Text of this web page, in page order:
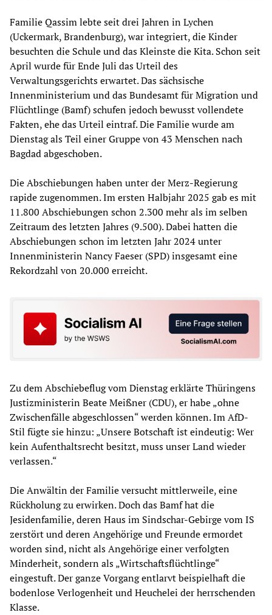
Familie Qassim lebte seit drei Jahren in Lychen
(Uckermark, Brandenburg), war integriert, die Kinder
besuchten die Schule und das Kleinste die Kita. Schon seit
April wurde für Ende Juli das Urteil des
Verwaltungsgerichts erwartet. Das sächsische
Innenministerium und das Bundesamt für Migration und
Flüchtlinge (Bamf) schufen jedoch bewusst vollendete
Fakten, ehe das Urteil eintraf. Die Familie wurde am
Dienstag als Teil einer Gruppe von 43 Menschen nach
Bagdad abgeschoben.
Die Abschiebungen haben unter der Merz-Regierung
rapide zugenommen. Im ersten Halbjahr 2025 gab es mit
11.800 Abschiebungen schon 2.300 mehr als im selben
Zeitraum des letzten Jahres (9.500). Dabei hatten die
Abschiebungen schon im letzten Jahr 2024 unter
Innenministerin Nancy Faeser (SPD) insgesamt eine
Rekordzahl von 20.000 erreicht.
Zu dem Abschiebeflug vom Dienstag erklärte Thüringens
Justizministerin Beate Meißner (CDU), er habe „ohne
Zwischenfälle abgeschlossen“ werden können. Im AfD-
Stil fügte sie hinzu: „Unsere Botschaft ist eindeutig: Wer
kein Aufenthaltsrecht besitzt, muss unser Land wieder
verlassen.“
Die Anwältin der Familie versucht mittlerweile, eine
Rückholung zu erwirken. Doch das Bamf hat die
Jesidenfamilie, deren Haus im Sindschar-Gebirge vom IS
zerstört und deren Angehörige und Freunde ermordet
worden sind, nicht als Angehörige einer verfolgten
Minderheit, sondern als „Wirtschaftsflüchtlinge“
eingestuft. Der ganze Vorgang entlarvt beispielhaft die
bodenlose Verlogenheit und Heuchelei der herrschenden
Klasse.